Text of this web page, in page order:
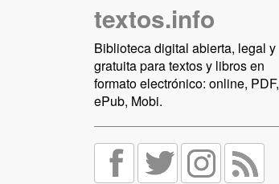
textos.info
Biblioteca digital abierta, legal y
gratuita para textos y libros en
formato electrónico: online, PDF,
ePub, Mobi.